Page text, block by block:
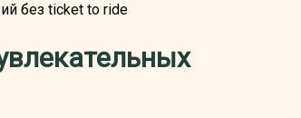
без ticket to ride